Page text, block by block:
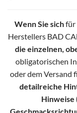
Wenn Sie sichfür
Herstellers BAD
die einzelnen,
obligatorischen
oder dem Versand
detailreiche
Hinweise